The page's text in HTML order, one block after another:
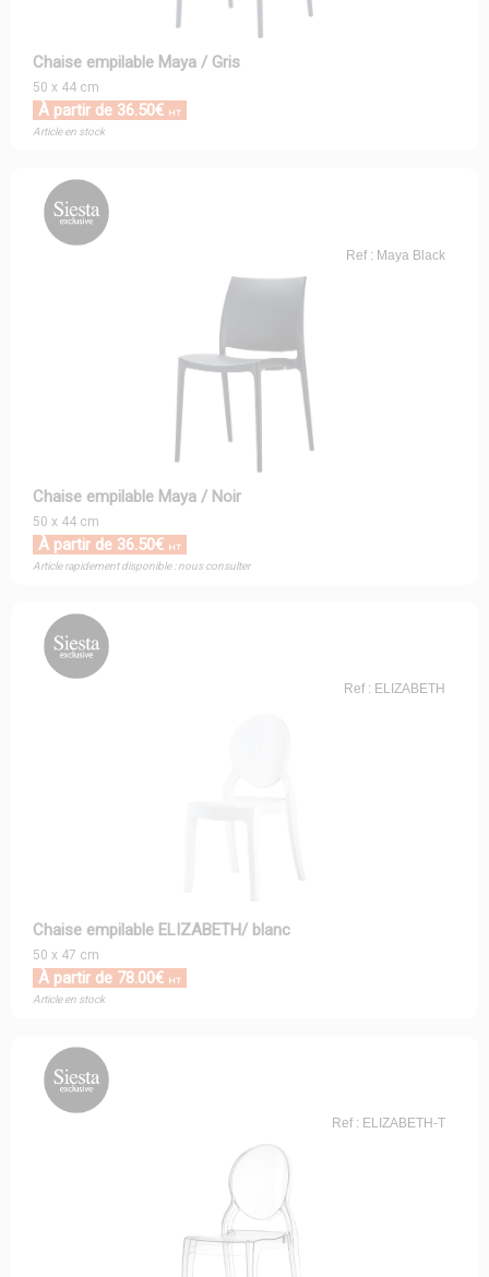
Chaise empilable Maya / Gris
50 x 44 cm
À partir de 36.50€ HT
Article en stock
Ref : Maya Black
Chaise empilable Maya / Noir
50 x 44 cm
À partir de 36.50€ HT
Article rapidement disponible : nous consulter
Ref : ELIZABETH
Chaise empilable ELIZABETH/ blanc
50 x 47 cm
À partir de 78.00€ HT
Article en stock
Ref : ELIZABETH-T